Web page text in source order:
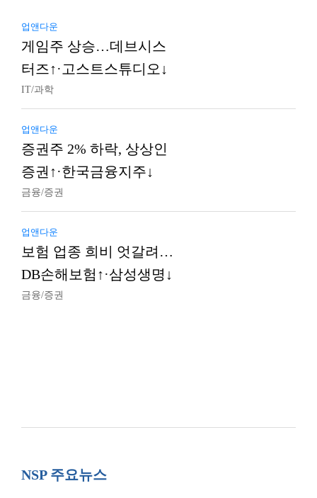
업앤다운
게임주 상승…데브시스
터즈↑·고스트스튜디오↓
IT/과학
업앤다운
증권주 2% 하락, 상상인
증권↑·한국금융지주↓
금융/증권
업앤다운
보험 업종 희비 엇갈려…
DB손해보험↑·삼성생명↓
금융/증권
NSP 주요뉴스